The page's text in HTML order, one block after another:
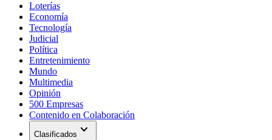
Loterías
Economía
Tecnología
Judicial
Política
Entretenimiento
Mundo
Multimedia
Opinión
500 Empresas
Contenido en Colaboración
Clasificados expand_more